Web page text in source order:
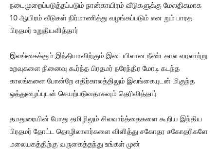
நடைமுறைப்படுத்தப்படும் நான்காயிரம் வீடுகளுக்கு மேலதிகமாக
10 ஆயிரம் வீடுகள் நிர்மாணித்து வழங்கப்படும் என றும் பாரத
பிரதமர் உறுதியளித்தார்
இலங்கைக்கும் இந்தியாவிற்கும் இடையிலான நீண்டகால வரலாற்று
உறவுகளை நினைவு கூர்ந்த பிரதமர் நரேந்திர மோடி கடந்த
காலங்களை போன்றே எதிர்காலத்திலும் இலங்கையுடன் மிகுந்த
ஒத்துழைப்புடன் செயற்படுவதாகவும் தெரிவித்தார்
தமதுரையின் போது தமிழிலும் சிலவார்த்தைகளை கூறிய இந்திய
பிரதமர் தோட்ட தொழிலாளர்களை விளித்து சகோதர சகோதரிகளே
மலையகத்திற்கு வருகைத்தந்து உங்கள் முன்